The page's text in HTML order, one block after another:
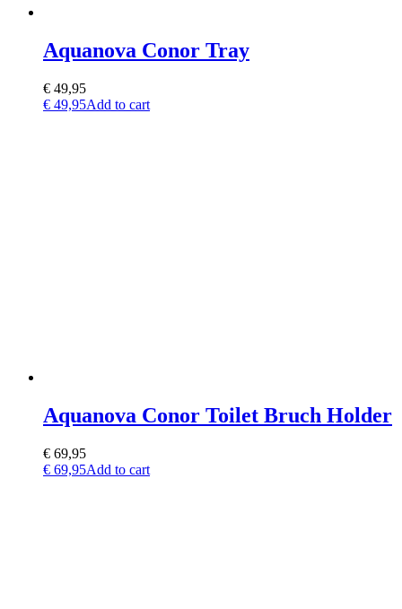
Aquanova Conor Tray
€ 49,95
€ 49,95Add to cart
Aquanova Conor Toilet Bruch Holder
€ 69,95
€ 69,95Add to cart